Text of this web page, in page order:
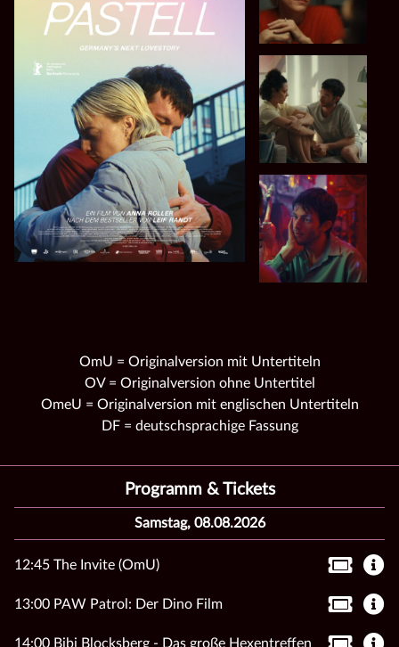
OmU = Originalversion mit Untertiteln
OV = Originalversion ohne Untertitel
OmeU = Originalversion mit englischen Untertiteln
DF = deutschsprachige Fassung
Programm & Tickets
Samstag, 08.08.2026
12:45 The Invite (OmU)
13:00 PAW Patrol: Der Dino Film
14:00 Bibi Blocksberg - Das große Hexentreffen